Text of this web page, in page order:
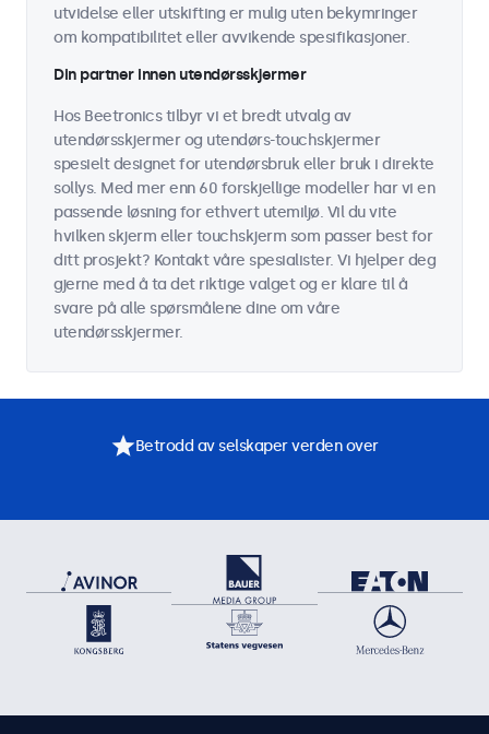
utvidelse eller utskifting er mulig uten bekymringer
om kompatibilitet eller avvikende spesifikasjoner.
Din partner innen utendørsskjermer
Hos Beetronics tilbyr vi et bredt utvalg av
utendørsskjermer og utendørs-touchskjermer
spesielt designet for utendørsbruk eller bruk i direkte
sollys. Med mer enn 60 forskjellige modeller har vi en
passende løsning for ethvert utemiljø. Vil du vite
hvilken skjerm eller touchskjerm som passer best for
ditt prosjekt? Kontakt våre spesialister. Vi hjelper deg
gjerne med å ta det riktige valget og er klare til å
svare på alle spørsmålene dine om våre
utendørsskjermer.
Betrodd av selskaper verden over